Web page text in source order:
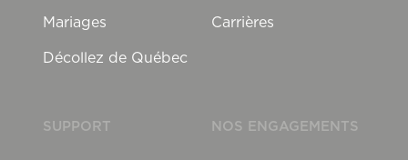
Mariages
Décollez de Québec
Carrières
SUPPORT NOS ENGAGEMENTS